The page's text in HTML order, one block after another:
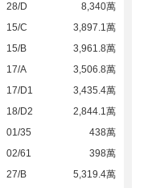
28/D
8,340萬
15/C
3,897.1萬
15/B
3,961.8萬
17/A
3,506.8萬
17/D1
3,435.4萬
18/D2
2,844.1萬
01/35
438萬
02/61
398萬
27/B
5,319.4萬